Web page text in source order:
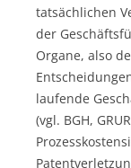
tatsächlichen
der
Organe, also
laufende
(vgl. BGH,